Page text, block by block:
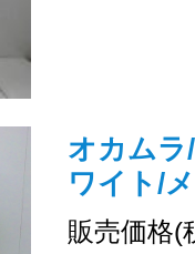
オカム
ワイト/
販売価格(